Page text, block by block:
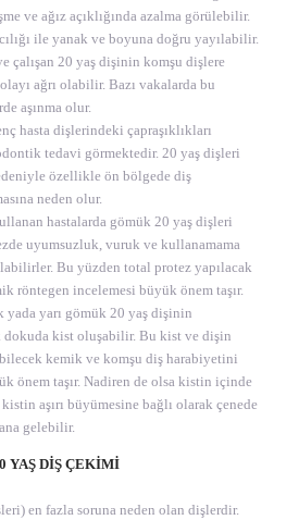
ve ağız açıklığında azalma görülebilir.
ile yanak ve boyuna doğru yayılabilir.
çalışan 20 yaş dişinin komşu dişlere
ağrı olabilir. Bazı vakalarda bu
aşınma olur.
hasta dişlerindeki çapraşıklıkları
tedavi görmektedir. 20 yaş dişleri
özellikle ön bölgede diş
neden olur.
hastalarda gömük 20 yaş dişleri
uyumsuzluk, vuruk ve kullanamama
Bu yüzden total protez yapılacak
röntegen incelemesi büyük önem taşır.
yada yarı gömük 20 yaş dişinin
dokuda kist oluşabilir. Bu kist ve dişin
kemik ve komşu diş harabiyetini
önem taşır. Nadiren de olsa kistin içinde
aşırı büyümesine bağlı olarak çenede
gelebilir.
YAŞ DİŞ ÇEKİMİ
en fazla soruna neden olan dişlerdir.